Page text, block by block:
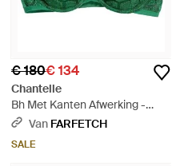
€ 180€ 134
Chantelle
Bh Met Kanten Afwerking -
Groen
Van FARFETCH
SALE